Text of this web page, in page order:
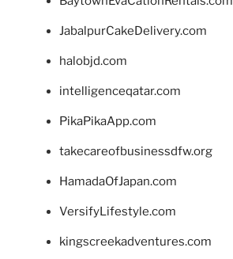
JabalpurCakeDelivery.com
halobjd.com
intelligenceqatar.com
PikaPikaApp.com
takecareofbusinessdfw.org
HamadaOfJapan.com
VersifyLifestyle.com
kingscreekadventures.com